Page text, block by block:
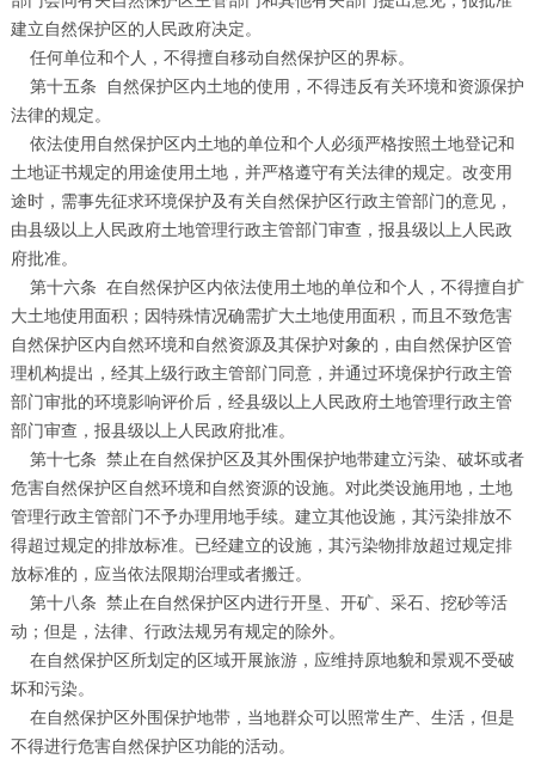
建立自然保护区的人民政府决定。
任何单位和个人，不得擅自移动自然保护区的界标。
第十五条
自然保护区内土地的使用，不得违反有关环境和资源保护
法律的规定。
依法使用自然保护区内土地的单位和个人必须严格按照土地登记和
土地证书规定的用途使用土地，并严格遵守有关法律的规定。改变用
途时，需事先征求环境保护及有关自然保护区行政主管部门的意见，
由县级以上人民政府土地管理行政主管部门审查，报县级以上人民政
府批准。
第十六条 在自然保护区内依法使用土地的单位和个人，不得擅自扩
大土地使用面积；因特殊情况确需扩大土地使用面积，而且不致危害
自然保护区内自然环境和自然资源及其保护对象的，由自然保护区管
理机构提出，经其上级行政主管部门同意，并通过环境保护行政主管
部门审批的环境影响评价后，经县级以上人民政府土地管理行政主管
部门审查，报县级以上人民政府批准。
第十七条 禁止在自然保护区及其外围保护地带建立污染、破坏或者
危害自然保护区自然环境和自然资源的设施。对此类设施用地，土地
管理行政主管部门不予办理用地手续。建立其他设施，其污染排放不
得超过规定的排放标准。已经建立的设施，其污染物排放超过规定排
放标准的，应当依法限期治理或者搬迁。
第十八条 禁止在自然保护区内进行开垦、开矿、采石、挖砂等活
动；但是，法律、行政法规另有规定的除外。
在自然保护区所划定的区域开展旅游，应维持原地貌和景观不受破
坏和污染。
在自然保护区外围保护地带，当地群众可以照常生产、生活，但是
不得进行危害自然保护区功能的活动。